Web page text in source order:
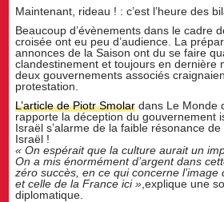
Maintenant, rideau ! : c’est l’heure des
Beaucoup d’évènements dans le cadre
croisée ont eu peu d’audience. La
annonces de la Saison ont du se faire
clandestinement et toujours en dernière
deux gouvernements associés
protestation.
L’article de Piotr Smolar dans Le Monde
rapporte la déception du gouvernement
Israël s’alarme de la faible résonance
Israël !
« On espérait que la culture aurait un
On a mis énormément d’argent dans
zéro succès, en ce qui concerne l’image
et celle de la France ici » ,explique une
diplomatique.